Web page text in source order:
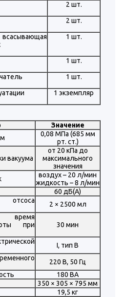
2 шт.
2 шт.
1 шт.
1 шт.
1 шт.
1 экземпляр
Значение
0,08 МПа (685 мм
рт. ст.)
вакуума
от 20 кПа до
максимального
значения
воздух – 20 л/мин
жидкость – 8 л/мин
60 дБ(А)
2 × 2500 мл
время
при
30 мин
I, тип В
220 В, 50 Гц
180 ВА
350 × 305 × 795 мм
19,5 кг